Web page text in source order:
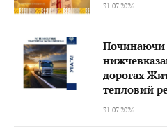
31.07.2026
Починаючи
дорогах
тепловий
31.07.2026